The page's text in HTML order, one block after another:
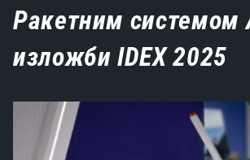
Ракетним
изложби IDEX 2025